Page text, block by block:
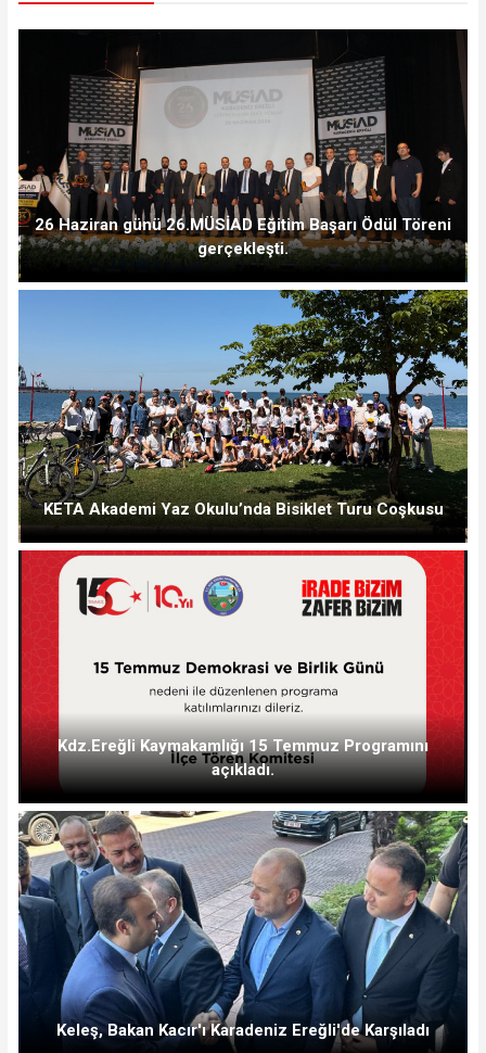
26 Haziran günü 26.MÜSİAD Eğitim Başarı Ödül Töreni
gerçekleşti.
KETA Akademi Yaz Okulu’nda Bisiklet Turu Coşkusu
Kdz.Ereğli Kaymakamlığı 15 Temmuz Programını
açıkladı.
Keleş, Bakan Kacır'ı Karadeniz Ereğli'de Karşıladı